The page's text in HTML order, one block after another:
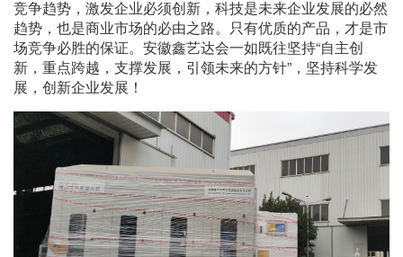
竞争趋势，激发企业必须创新，科技是未来企业发展的必然
趋势，也是商业市场的必由之路。只有优质的产品，才是市
场竞争必胜的保证。安徽鑫艺达会一如既往坚持“自主创
新，重点跨越，支撑发展，引领未来的方针”，坚持科学发
展，创新企业发展！